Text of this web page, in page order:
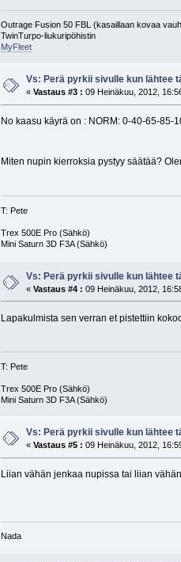
Outrage Fusion 50 FBL (kasaillaan kovaa
TwinTurpo-liukuripöhistin
MyFleet
Vs: Perä pyrkii sivulle kun lähtee
«Vastaus #3 : 09 Heinäkuu, 2012,
No kaasu käyrä on : NORM: 0-40-65-85-
Miten nupin kierroksia pystyy säätää?
T: Pete
Trex 500E Pro (Sähkö)
Mini Saturn 3D F3A (Sähkö)
Vs: Perä pyrkii sivulle kun lähtee
«Vastaus #4 : 09 Heinäkuu, 2012,
Lapakulmista sen verran et pistettiin
T: Pete
Trex 500E Pro (Sähkö)
Mini Saturn 3D F3A (Sähkö)
Vs: Perä pyrkii sivulle kun lähtee
«Vastaus #5 : 09 Heinäkuu, 2012,
Liian vähän jenkaa nupissa tai liian
Nada